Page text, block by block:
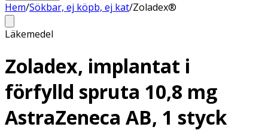
Hem/Sökbar, ej köpb, ej kat/Zoladex®
Läkemedel
Zoladex, implantat i
förfylld spruta 10,8 mg
AstraZeneca AB, 1 styck